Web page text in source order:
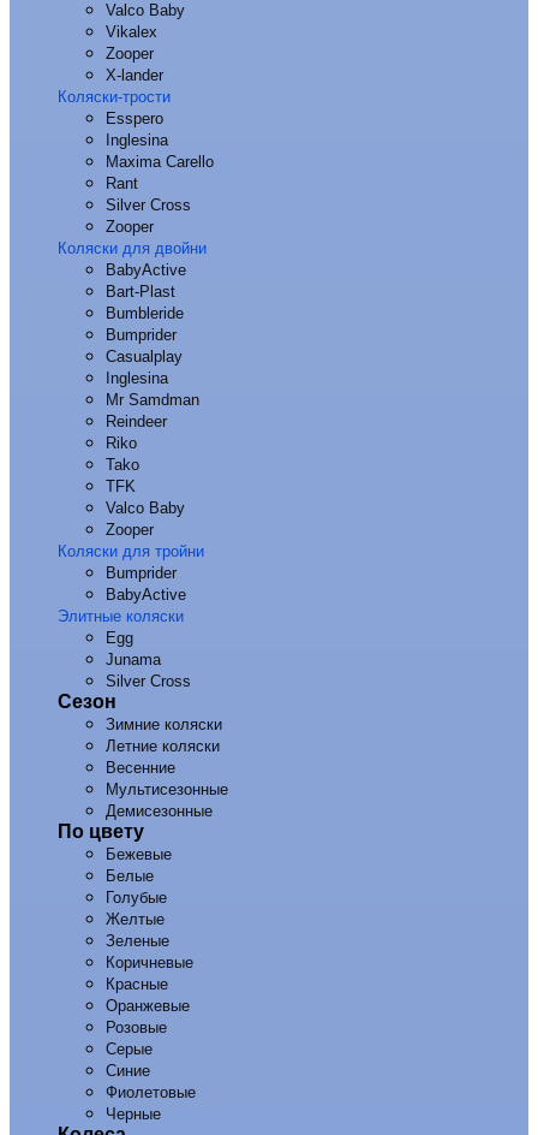
Valco Baby
Vikalex
Zooper
X-lander
Коляски-трости
Esspero
Inglesina
Maxima Carello
Rant
Silver Cross
Zooper
Коляски для двойни
BabyActive
Bart-Plast
Bumbleride
Bumprider
Casualplay
Inglesina
Mr Samdman
Reindeer
Riko
Tako
TFK
Valco Baby
Zooper
Коляски для тройни
Bumprider
BabyActive
Элитные коляски
Egg
Junama
Silver Cross
Сезон
Зимние коляски
Летние коляски
Весенние
Мультисезонные
Демисезонные
По цвету
Бежевые
Белые
Голубые
Желтые
Зеленые
Коричневые
Красные
Оранжевые
Розовые
Серые
Синие
Фиолетовые
Черные